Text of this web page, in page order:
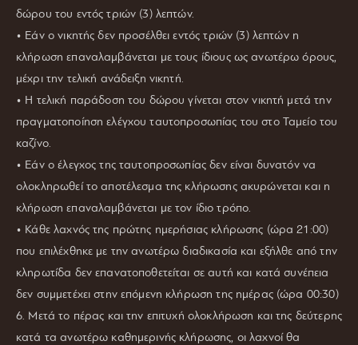
δώρου του εντός τριών (3) λεπτών.
• Εάν ο νικητής δεν προσέλθει εντός τριών (3) λεπτών η
κλήρωση επαναλαμβάνεται με τους ίδιους ως ανωτέρω όρους,
μέχρι την τελική ανάδειξη νικητή.
• Η τελική παράδοση του δώρου γίνεται στον νικητή μετά την
πραγματοποίηση ελέγχου ταυτοπροσωπίας του στο Ταμείο του
καζίνο.
• Εάν ο έλεγχος της ταυτοπροσωπίας δεν είναι δυνατόν να
ολοκληρωθεί το αποτέλεσμα της κλήρωσης ακυρώνεται και η
κλήρωση επαναλαμβάνεται με τον ίδιο τρόπο.
• Κάθε λαχνός της πρώτης ημερήσιας κλήρωσης (ώρα 21:00)
που επιλέχθηκε με την ανωτέρω διαδικασία και εξήλθε από την
κληρωτίδα δεν επανατοποθετείται σε αυτή και κατά συνέπεια
δεν συμμετέχει στην επόμενη κλήρωση της ημέρας (ώρα 00:30)
6. Μετά το πέρας και την επιτυχή ολοκλήρωση και της δεύτερης
κατά τα ανωτέρω καθημερινής κλήρωσης, οι λαχνοί θα